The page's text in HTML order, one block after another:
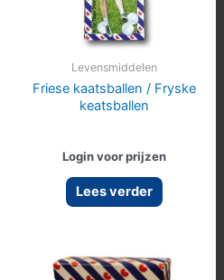
Levensmiddelen
Friese kaatsballen / Fryske
keatsballen
Login voor prijzen
Lees verder